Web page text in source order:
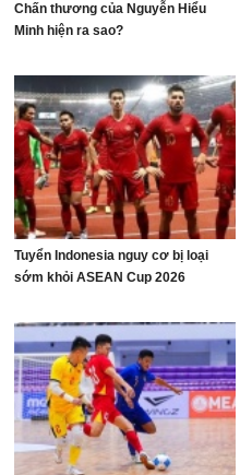
Chấn thương của Nguyễn Hiểu
Minh hiện ra sao?
Tuyển Indonesia nguy cơ bị loại
sớm khỏi ASEAN Cup 2026